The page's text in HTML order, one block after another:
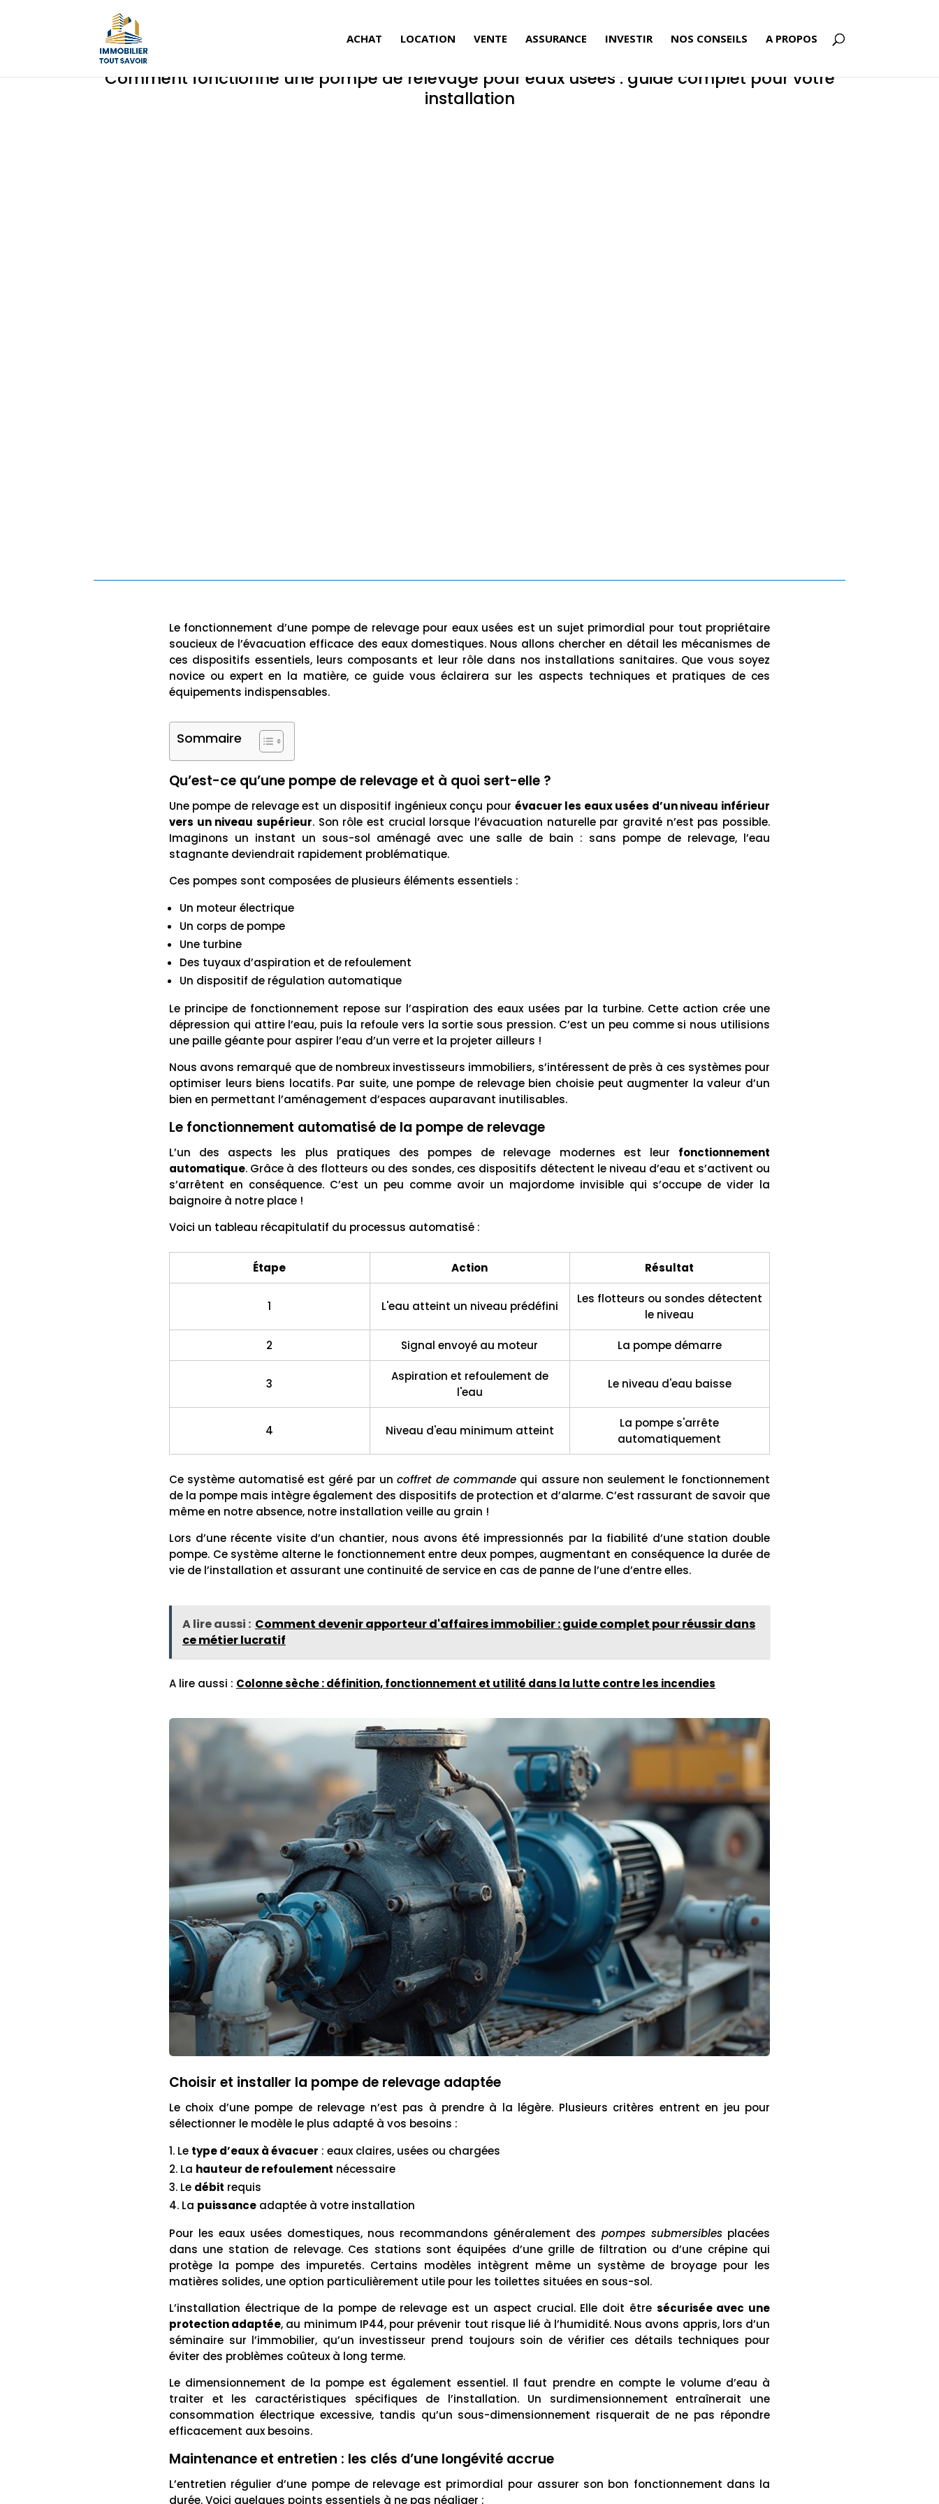
ACHAT LOCATION VENTE ASSURANCE INVESTIR NOS CONSEILS A PROPOS
Comment fonctionne une pompe de relevage pour eaux usées : guide complet pour votre
installation
Le fonctionnement d’une pompe de relevage pour eaux usées est un sujet primordial pour tout propriétaire
soucieux de l’évacuation efficace des eaux domestiques. Nous allons chercher en détail les mécanismes de
ces dispositifs essentiels, leurs composants et leur rôle dans nos installations sanitaires. Que vous soyez
novice ou expert en la matière, ce guide vous éclairera sur les aspects techniques et pratiques de ces
équipements indispensables.
Sommaire
Qu’est-ce qu’une pompe de relevage et à quoi sert-elle ?
Une pompe de relevage est un dispositif ingénieux conçu pour évacuer les eaux usées d’un niveau inférieur
vers un niveau supérieur. Son rôle est crucial lorsque l’évacuation naturelle par gravité n’est pas possible.
Imaginons un instant un sous-sol aménagé avec une salle de bain : sans pompe de relevage, l’eau
stagnante deviendrait rapidement problématique.
Ces pompes sont composées de plusieurs éléments essentiels :
Un moteur électrique
Un corps de pompe
Une turbine
Des tuyaux d’aspiration et de refoulement
Un dispositif de régulation automatique
Le principe de fonctionnement repose sur l’aspiration des eaux usées par la turbine. Cette action crée une
dépression qui attire l’eau, puis la refoule vers la sortie sous pression. C’est un peu comme si nous utilisions
une paille géante pour aspirer l’eau d’un verre et la projeter ailleurs !
Nous avons remarqué que de nombreux investisseurs immobiliers, s’intéressent de près à ces systèmes pour
optimiser leurs biens locatifs. Par suite, une pompe de relevage bien choisie peut augmenter la valeur d’un
bien en permettant l’aménagement d’espaces auparavant inutilisables.
Le fonctionnement automatisé de la pompe de relevage
L’un des aspects les plus pratiques des pompes de relevage modernes est leur fonctionnement
automatique. Grâce à des flotteurs ou des sondes, ces dispositifs détectent le niveau d’eau et s’activent ou
s’arrêtent en conséquence. C’est un peu comme avoir un majordome invisible qui s’occupe de vider la
baignoire à notre place !
Voici un tableau récapitulatif du processus automatisé :
Étape Action Résultat
1 L'eau atteint un niveau prédéfini
Les flotteurs ou sondes détectent
le niveau
2 Signal envoyé au moteur La pompe démarre
3
Aspiration et refoulement de
l'eau
Le niveau d'eau baisse
4 Niveau d'eau minimum atteint
La pompe s'arrête
automatiquement
Ce système automatisé est géré par un coffret de commande qui assure non seulement le fonctionnement
de la pompe mais intègre également des dispositifs de protection et d’alarme. C’est rassurant de savoir que
même en notre absence, notre installation veille au grain !
Lors d’une récente visite d’un chantier, nous avons été impressionnés par la fiabilité d’une station double
pompe. Ce système alterne le fonctionnement entre deux pompes, augmentant en conséquence la durée de
vie de l’installation et assurant une continuité de service en cas de panne de l’une d’entre elles.
A lire aussi : Comment devenir apporteur d'affaires immobilier : guide complet pour réussir dans
ce métier lucratif
A lire aussi : Colonne sèche : définition, fonctionnement et utilité dans la lutte contre les incendies
Choisir et installer la pompe de relevage adaptée
Le choix d’une pompe de relevage n’est pas à prendre à la légère. Plusieurs critères entrent en jeu pour
sélectionner le modèle le plus adapté à vos besoins :
Le type d’eaux à évacuer : eaux claires, usées ou chargées
La hauteur de refoulement nécessaire
Le débit requis
La puissanceadaptée à votre installation
Pour les eaux usées domestiques, nous recommandons généralement des pompes submersiblesplacées
dans une station de relevage. Ces stations sont équipées d’une grille de filtration ou d’une crépine qui
protège la pompe des impuretés. Certains modèles intègrent même un système de broyage pour les
matières solides, une option particulièrement utile pour les toilettes situées en sous-sol.
L’installation électrique de la pompe de relevage est un aspect crucial. Elle doit être sécurisée avec une
protection adaptée, au minimum IP44, pour prévenir tout risque lié à l’humidité. Nous avons appris, lors d’un
séminaire sur l’immobilier, qu’un investisseur prend toujours soin de vérifier ces détails techniques pour
éviter des problèmes coûteux à long terme.
Le dimensionnement de la pompe est également essentiel. Il faut prendre en compte le volume d’eau à
traiter et les caractéristiques spécifiques de l’installation. Un surdimensionnement entraînerait une
consommation électrique excessive, tandis qu’un sous-dimensionnement risquerait de ne pas répondre
efficacement aux besoins.
Maintenance et entretien : les clés d’une longévité accrue
L’entretien régulier d’une pompe de relevage est primordial pour assurer son bon fonctionnement dans la
durée. Voici quelques points essentiels à ne pas négliger :